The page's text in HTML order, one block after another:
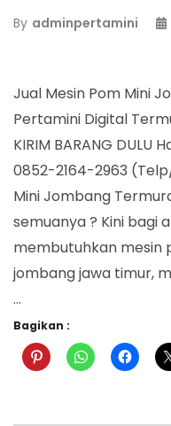
By adminpertamini
Jual Mesin Pom Mini
Pertamini Digital
KIRIM BARANG DULU
0852-2164-2963
Mini Jombang
semuanya ? Kini bagi
membutuhkan mesin
jombang jawa timur,
…
Bagikan :